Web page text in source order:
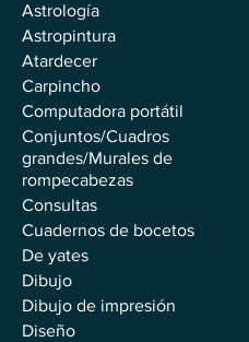
Astrología
Astropintura
Atardecer
Carpincho
Computadora portátil
Conjuntos/Cuadros
grandes/Murales de
rompecabezas
Consultas
Cuadernos de bocetos
De yates
Dibujo
Dibujo de impresión
Diseño